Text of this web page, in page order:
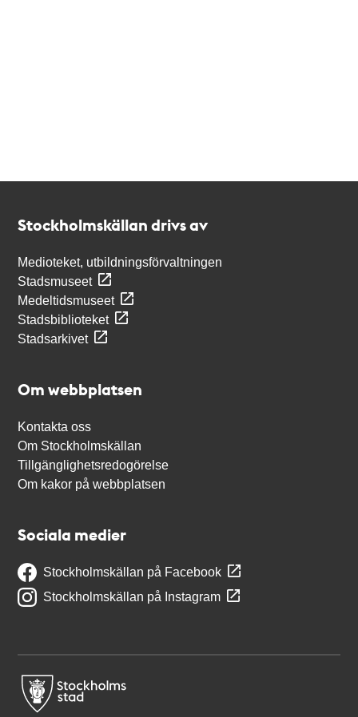
Stockholmskällan drivs av
Medioteket, utbildningsförvaltningen
Stadsmuseet
Medeltidsmuseet
Stadsbiblioteket
Stadsarkivet
Om webbplatsen
Kontakta oss
Om Stockholmskällan
Tillgänglighetsredogörelse
Om kakor på webbplatsen
Sociala medier
Stockholmskällan på Facebook
Stockholmskällan på Instagram